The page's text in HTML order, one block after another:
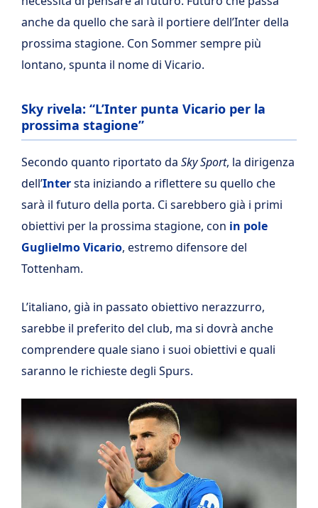
anche da quello che sarà il portiere dell’Inter della
prossima stagione. Con Sommer sempre più
lontano, spunta il nome di Vicario.
Sky rivela: “L’Inter punta Vicario per la
prossima stagione”
Secondo quanto riportato da Sky Sport, la dirigenza
dell’Intersta iniziando a riflettere su quello che
sarà il futuro della porta. Ci sarebbero già i primi
obiettivi per la prossima stagione, con in pole
Guglielmo Vicario, estremo difensore del
Tottenham.
L’italiano, già in passato obiettivo nerazzurro,
sarebbe il preferito del club, ma si dovrà anche
comprendere quale siano i suoi obiettivi e quali
saranno le richieste degli Spurs.